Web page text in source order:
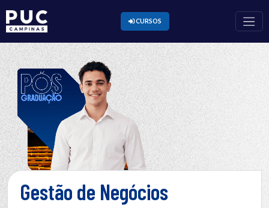
Gestão de Negócios